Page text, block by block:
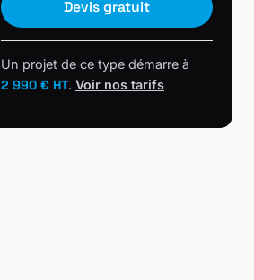
Devis gratuit
Un projet de ce type démarre à
2 990 € HT. Voir nos tarifs